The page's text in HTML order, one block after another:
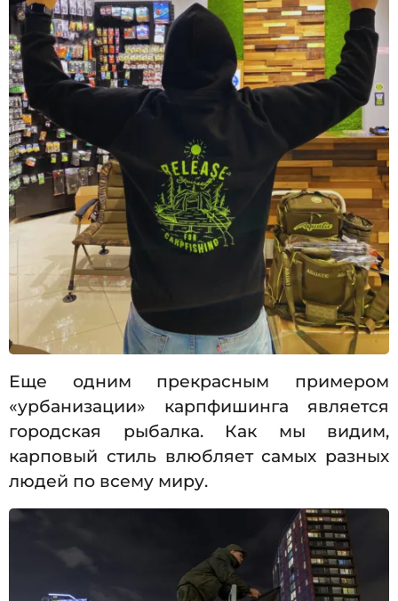
Еще одним прекрасным примером
«урбанизации» карпфишинга является
городская рыбалка. Как мы видим,
карповый стиль влюбляет самых разных
людей по всему миру.